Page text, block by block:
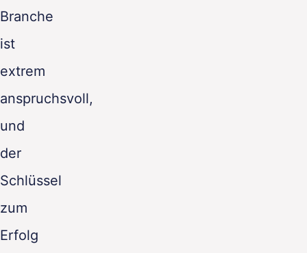
Branche
ist
extrem
anspruchsvoll,
und
der
Schlüssel
zum
Erfolg